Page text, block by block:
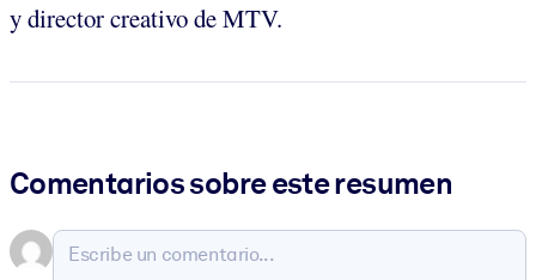
y director creativo de MTV.
Comentarios sobre este resumen